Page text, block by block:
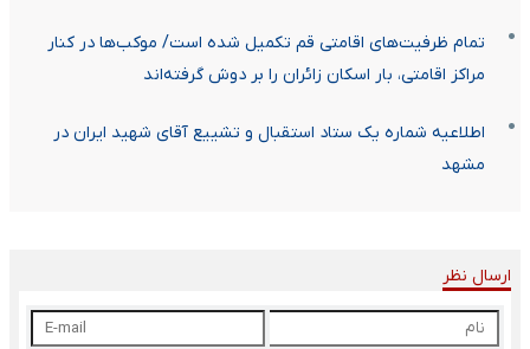
تمام ظرفیت‌های اقامتی قم تکمیل شده است/ موکب‌ها در کنار
مراکز اقامتی، بار اسکان زائران را بر دوش گرفته‌اند
اطلاعیه شماره یک ستاد استقبال و تشییع آقای شهید ایران در
مشهد
ارسال نظر